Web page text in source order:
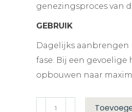
genezingsproces van
GEBRUIK
Dagelijks aanbrengen
fase. Bij een
opbouwen naar
Vitamine